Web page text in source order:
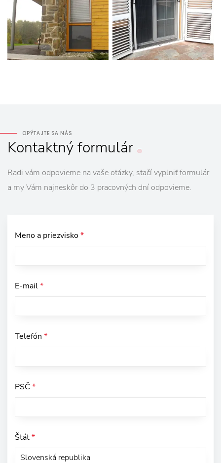
OPÝTAJTE SA NÁS
Kontaktnýformulár
Radi vám odpovieme na vaše otázky, stačí vyplniť formulár
a my Vám najneskôr do 3 pracovných dní odpovieme.
Meno a priezvisko*
E-mail*
Telefón *
PSČ *
Štát*